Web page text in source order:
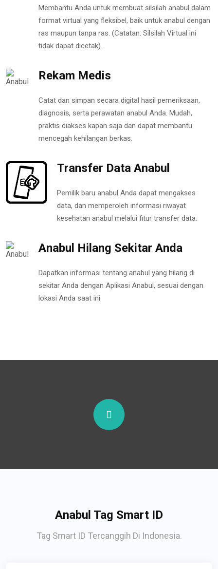
Membantu Anda untuk membuat silsilah anabul dalam
format virtual yang fleksibel, baik untuk anabul dengan
ras maupun tanpa ras. (Catatan: Silsilah Virtual ini
tidak dapat dicetak).
Rekam Medis
Catat dan simpan secara digital hasil pemeriksaan,
diagnosis, serta perawatan anabul Anda. Mudah,
praktis diakses kapan saja dan dapat membantu
mencegah kehilangan berkas.
Transfer Data Anabul
Pemilik baru anabul Anda dapat mengakses
data, dan memperoleh informasi riwayat
kesehatan anabul melalui fitur transfer data.
Anabul Hilang Sekitar Anda
Dapatkan informasi tentang anabul yang hilang di
sekitar Anda dengan Aplikasi Anabul, sesuai dengan
lokasi Anda saat ini.
Anabul Tag Smart ID
Tag Smart ID Tercanggih Di Indonesia.